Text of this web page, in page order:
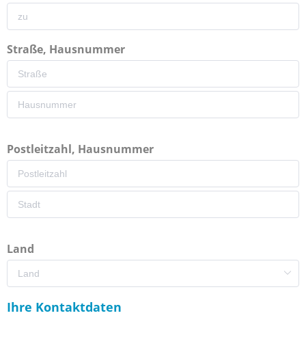
Straße, Hausnummer
Postleitzahl, Hausnummer
Land
Ihre Kontaktdaten